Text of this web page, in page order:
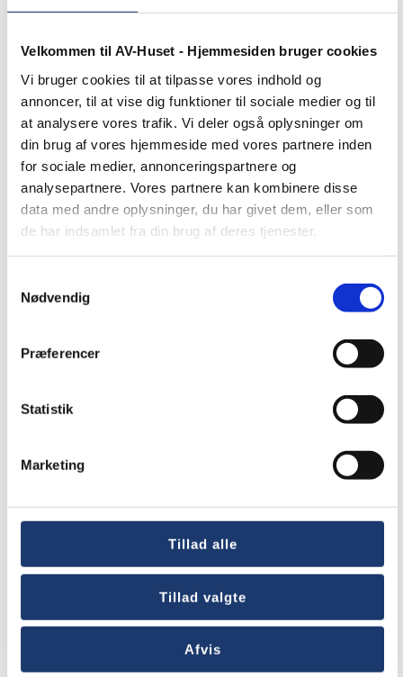
Velkommen til AV-Huset - Hjemmesiden bruger cookies
Vi bruger cookies til at tilpasse vores indhold og
annoncer, til at vise dig funktioner til sociale medier og til
at analysere vores trafik. Vi deler også oplysninger om
din brug af vores hjemmeside med vores partnere inden
for sociale medier, annonceringspartnere og
analysepartnere. Vores partnere kan kombinere disse
data med andre oplysninger, du har givet dem, eller som
de har indsamlet fra din brug af deres tjenester.
Nødvendig
Præferencer
Statistik
Marketing
Tillad alle
Tillad valgte
Afvis
AV-Huset offentliggør
bæredygtighedsrapport for 2025
Nyheder
AV-Huset søger regnskabsassistent
og administrativ blæksprutte